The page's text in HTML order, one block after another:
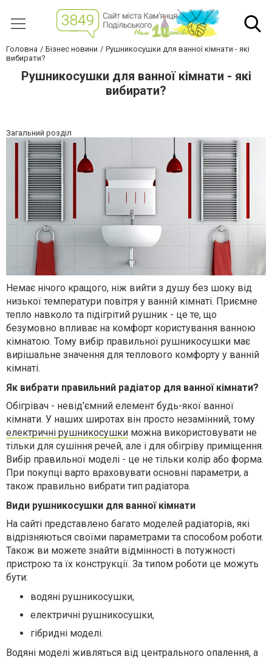
Головна Бізнес новини
Рушникосушки для ванної кімнати - які
вибирати?
Рушникосушки для ванної кімнати - які
вибирати?
Загальний розділ
Немає нічого кращого, ніж вийти з душу без шоку від
низької температури повітря у ванній кімнаті. Приємне
тепло навколо та підігрітий рушник - це те, що
безумовно впливає на комфорт користування ванною
кімнатою. Тому вибір правильної рушникосушки має
вирішальне значення для теплового комфорту у ванній
кімнаті.
Як вибрати правильний радіатор для ванної кімнати?
Обігрівач - невід'ємний елемент будь-якої ванної
кімнати. У наших широтах він просто незамінний, тому
електричні рушникосушки можна використовувати не
тільки для сушіння речей, але і для обігріву приміщення.
Вибір правильної моделі - це не тільки колір або форма.
При покупці варто враховувати основні параметри, а
також правильно вибрати тип радіатора.
Види рушникосушки для ванної кімнати
На сайті представлено багато моделей радіаторів, які
відрізняються своїми параметрами та способом роботи.
Також ви можете знайти відмінності в потужності
пристрою та їх конструкції. За типом роботи це можуть
бути:
водяні рушникосушки,
електричні рушникосушки,
гібридні моделі.
Водяні моделі живляться від центрального опалення, а